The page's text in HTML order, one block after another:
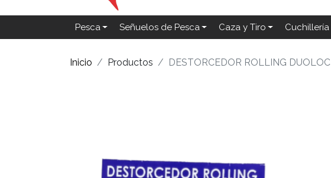
Pesca Señuelos de Pesca Caza y Tiro Cuchillería
Inicio Productos DESTORCEDOR ROLLING